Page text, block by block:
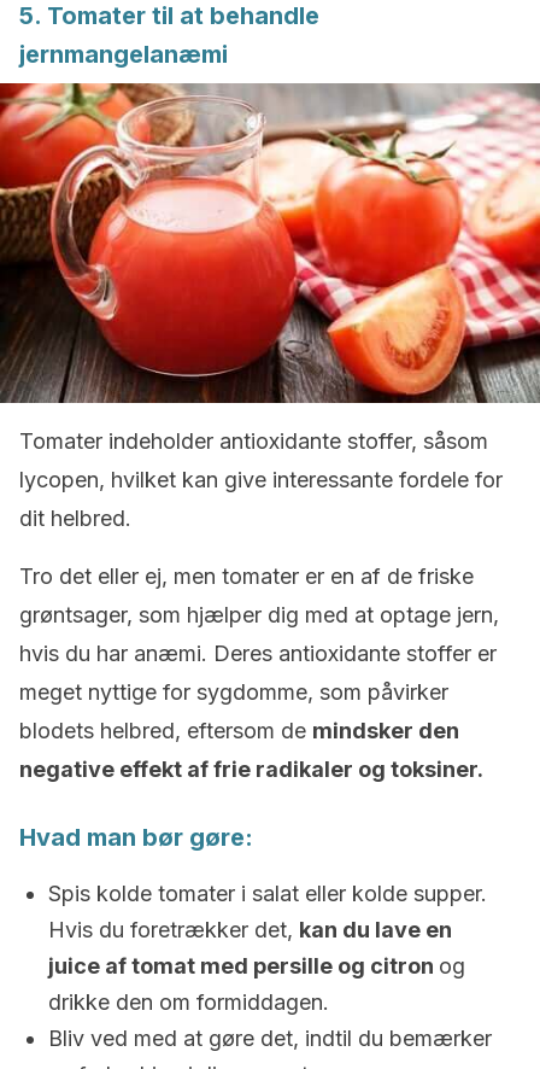
5. Tomater til at behandle
jernmangelanæmi
Tomater indeholder antioxidante stoffer, såsom
lycopen, hvilket kan give interessante fordele for
dit helbred.
Tro det eller ej, men tomater er en af de friske
grøntsager, som hjælper dig med at optage jern,
hvis du har anæmi. Deres antioxidante stoffer er
meget nyttige for sygdomme, som påvirker
blodets helbred, eftersom de mindsker den
negative effekt af frie radikaler og toksiner.
Hvad man bør gøre:
Spis kolde tomater i salat eller kolde supper.
Hvis du foretrækker det, kan du lave en
juice af tomat med persille og citron og
drikke den om formiddagen.
Bliv ved med at gøre det, indtil du bemærker